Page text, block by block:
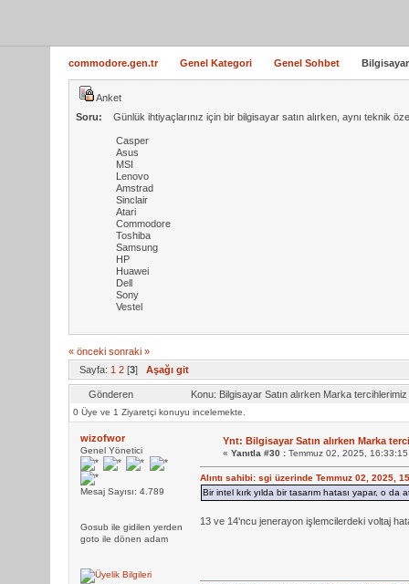
commodore.gen.tr Genel Kategori Genel Sohbet
Anket
Soru:
Günlük ihtiyaçlarınız için bir bilgisayar satın alırken, aynı teknik
Casper
Asus
MSI
Lenovo
Amstrad
Sinclair
Atari
Commodore
Toshiba
Samsung
HP
Huawei
Dell
Sony
Vestel
« önceki sonraki »
Sayfa: 1 2 [3] Aşağı git
Gönderen Konu: Bilgisayar Satın alırken Marka
0 Üye ve 1 Ziyaretçi konuyu incelemekte.
wizofwor
Genel Yönetici
Mesaj Sayısı: 4.789
Gosub ile gidilen yerden
goto ile dönen adam
Ynt: Bilgisayar Satın alırken Marka
« Yanıtla #30 :Temmuz 02, 2025,
Alıntı sahibi: sgi üzerinde Temmuz 02, 2025,
Bir intel kırk yılda bir tasarım hatası yapar, o
13 ve 14'ncu jenerayon işlemcilerdeki voltaj